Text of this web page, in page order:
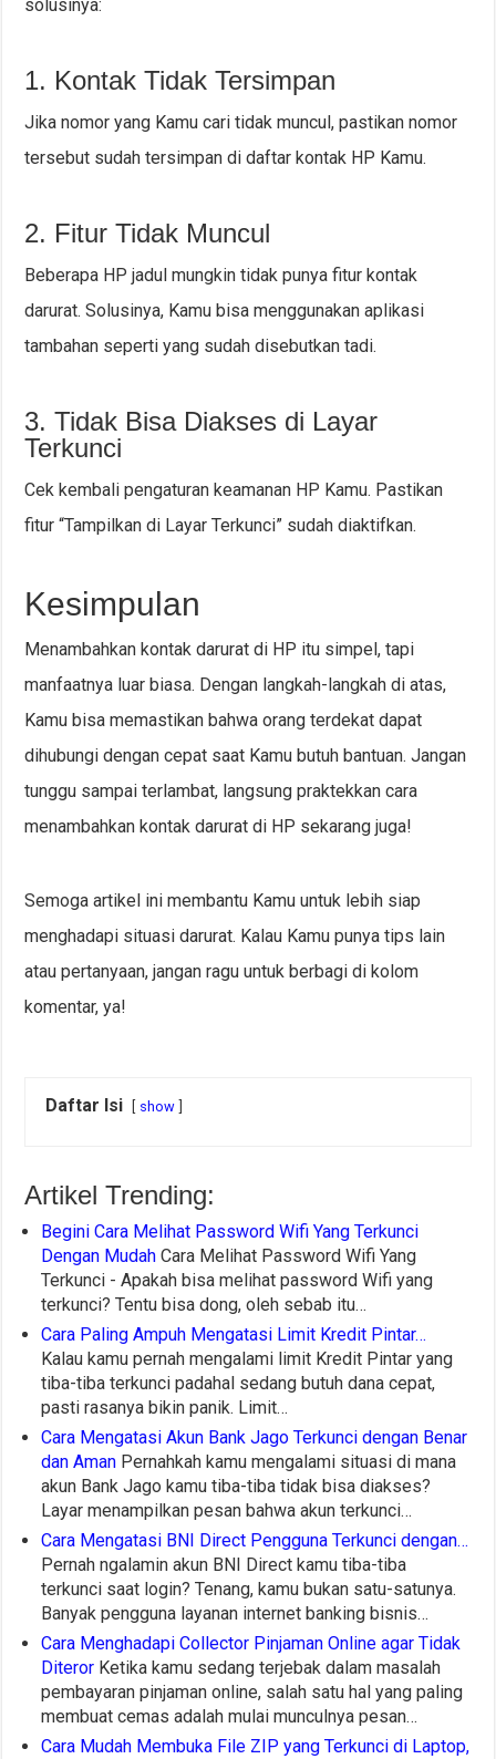
solusinya:
1. Kontak Tidak Tersimpan
Jika nomor yang Kamu cari tidak muncul, pastikan nomor
tersebut sudah tersimpan di daftar kontak HP Kamu.
2. Fitur Tidak Muncul
Beberapa HP jadul mungkin tidak punya fitur kontak
darurat. Solusinya, Kamu bisa menggunakan aplikasi
tambahan seperti yang sudah disebutkan tadi.
3. Tidak Bisa Diakses di Layar
Terkunci
Cek kembali pengaturan keamanan HP Kamu. Pastikan
fitur “Tampilkan di Layar Terkunci” sudah diaktifkan.
Kesimpulan
Menambahkan kontak darurat di HP itu simpel, tapi
manfaatnya luar biasa. Dengan langkah-langkah di atas,
Kamu bisa memastikan bahwa orang terdekat dapat
dihubungi dengan cepat saat Kamu butuh bantuan. Jangan
tunggu sampai terlambat, langsung praktekkan cara
menambahkan kontak darurat di HP sekarang juga!
Semoga artikel ini membantu Kamu untuk lebih siap
menghadapi situasi darurat. Kalau Kamu punya tips lain
atau pertanyaan, jangan ragu untuk berbagi di kolom
komentar, ya!
Daftar Isi show
Artikel Trending:
Begini Cara Melihat Password Wifi Yang Terkunci
Dengan Mudah Cara Melihat Password Wifi Yang
Terkunci - Apakah bisa melihat password Wifi yang
terkunci? Tentu bisa dong, oleh sebab itu…
Cara Paling Ampuh Mengatasi Limit Kredit Pintar…
Kalau kamu pernah mengalami limit Kredit Pintar yang
tiba-tiba terkunci padahal sedang butuh dana cepat,
pasti rasanya bikin panik. Limit…
Cara Mengatasi Akun Bank Jago Terkunci dengan Benar
dan Aman Pernahkah kamu mengalami situasi di mana
akun Bank Jago kamu tiba-tiba tidak bisa diakses?
Layar menampilkan pesan bahwa akun terkunci…
Cara Mengatasi BNI Direct Pengguna Terkunci dengan…
Pernah ngalamin akun BNI Direct kamu tiba-tiba
terkunci saat login? Tenang, kamu bukan satu-satunya.
Banyak pengguna layanan internet banking bisnis…
Cara Menghadapi Collector Pinjaman Online agar Tidak
Diteror Ketika kamu sedang terjebak dalam masalah
pembayaran pinjaman online, salah satu hal yang paling
membuat cemas adalah mulai munculnya pesan…
Cara Mudah Membuka File ZIP yang Terkunci di Laptop,